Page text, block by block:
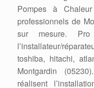
Pompes à
professionnels de
sur mesure.
l’installateur/
toshiba, hitachi,
Montgardin
réalisent